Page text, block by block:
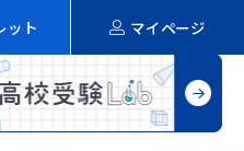
ット マイページ